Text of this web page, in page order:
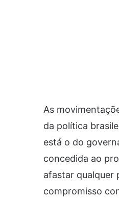
As
da política
está o do
concedida ao
afastar qualquer
compromisso